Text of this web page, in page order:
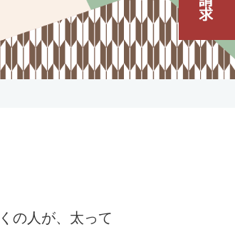
の人が、太って